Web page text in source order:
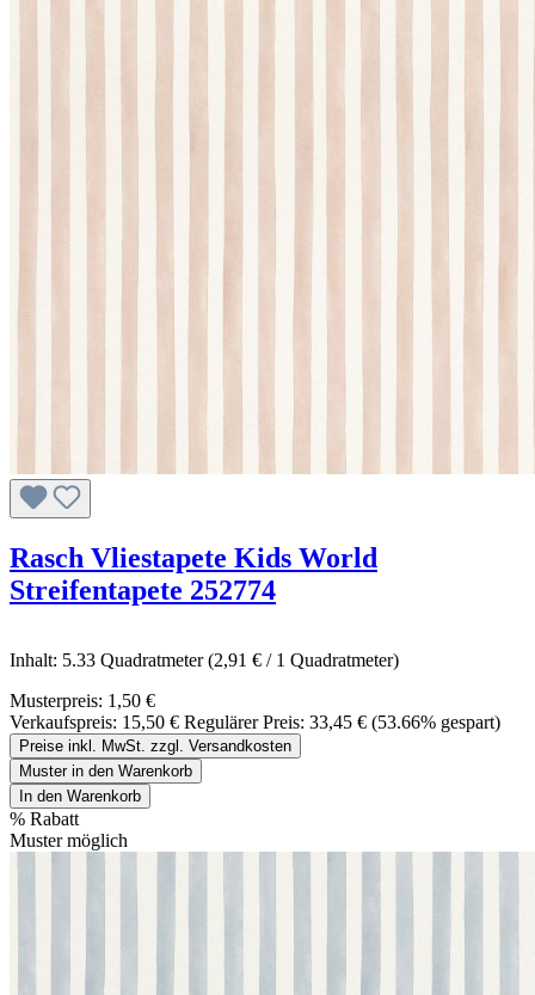
Rasch Vliestapete Kids World
Streifentapete 252774
Inhalt: 5.33 Quadratmeter(2,91 € / 1 Quadratmeter)
Musterpreis: 1,50 €
Verkaufspreis: 15,50 € Regulärer Preis: 33,45 € (53.66% gespart)
Preise inkl. MwSt. zzgl. Versandkosten
Muster in den Warenkorb
In den Warenkorb
% Rabatt
Muster möglich